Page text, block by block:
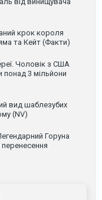
крок короля
та Кейт (Факти)
Чоловік з США
3 мільйони
вид шаблезубих
(NV)
Горуна